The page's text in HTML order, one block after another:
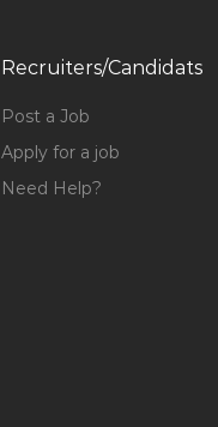
Recruiters/Candidats
Post a Job
Apply for a job
Need Help?